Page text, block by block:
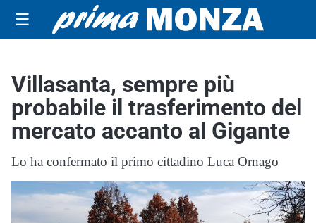
☰
Villasanta, sempre più
probabile il trasferimento del
mercato accanto al Gigante
Lo ha confermato il primo cittadino Luca Ornago